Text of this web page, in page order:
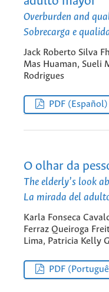
Overburden and
Sobrecarga e
Jack Roberto Silva
Mas Huaman, Sueli
Rodrigues
PDF (Español)
O olhar da
The elderly’s look
La mirada del
Karla Fonseca
Ferraz Queiroga
Lima, Patricia Kelly
PDF